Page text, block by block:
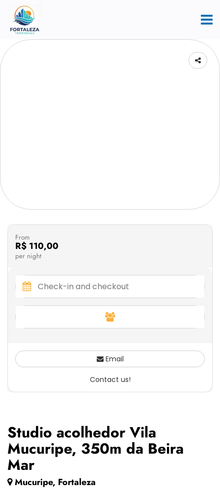
Studio acolhedor Vila
Mucuripe, 350m da Beira
Mar
Mucuripe, Fortaleza
From
R$ 110,00
per night
Email
Contact us!